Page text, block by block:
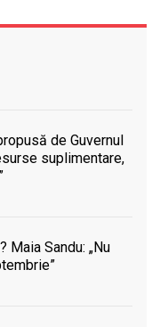
de Guvernul
suplimentare,
Maia Sandu: „Nu